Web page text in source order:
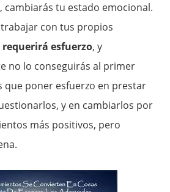
cambiarás tu estado emocional.
con tus propios
requerirá esfuerzo, y
no lo conseguirás al primer
que poner esfuerzo en prestar
y en cambiarlos por
más positivos, pero